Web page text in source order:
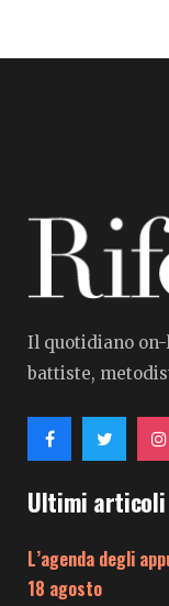
Il quotidiano
battiste,
Ultimi articoli
L’agenda degli
18 agosto